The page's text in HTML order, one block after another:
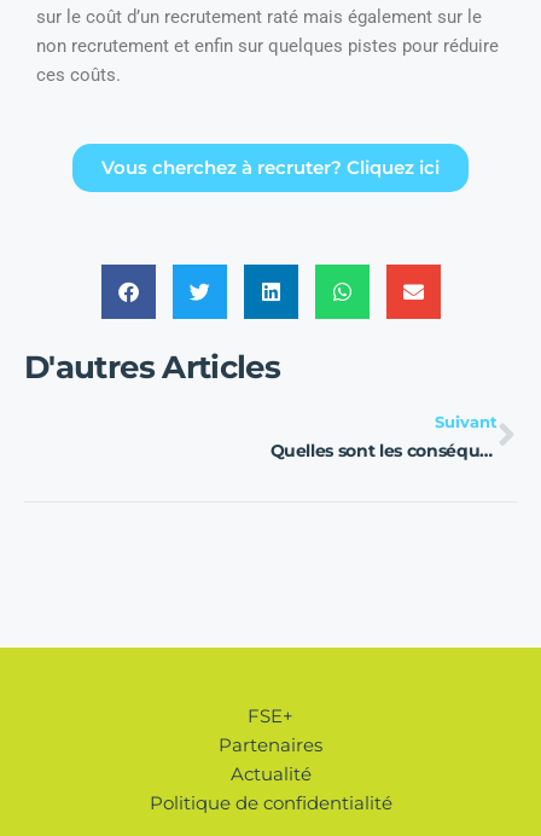
sur le coût d’un recrutement raté mais également sur le
non recrutement et enfin sur quelques pistes pour réduire
ces coûts.
Vous cherchez à recruter? Cliquez ici
D'autres Articles
Suivant
Quelles sont les conséquences d’un non-recrutement?
FSE+
Partenaires
Actualité
Politique de confidentialité